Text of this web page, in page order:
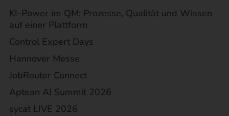
KI-Power im QM: Prozesse, Qualität und Wissen
auf einer Plattform
Control Expert Days
Hannover Messe
JobRouter Connect
Aptean AI Summit 2026
sycat LIVE 2026